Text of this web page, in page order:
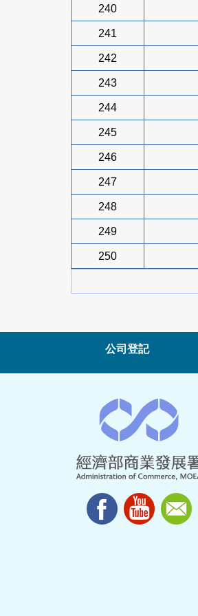
240
241
242
243
244
245
246
247
248
249
250
公司登記